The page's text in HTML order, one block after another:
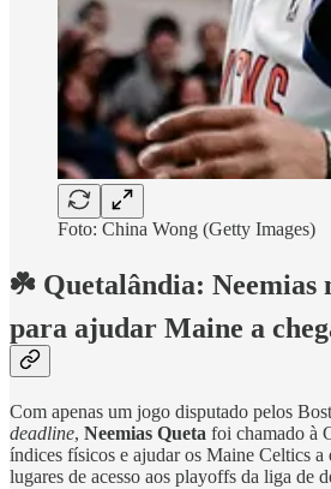
Foto: China Wong (Getty Images)
☘️ Quetalândia: Neemias
para ajudar Maine a
Com apenas um jogo disputado pelos
deadline, Neemias Queta foi chamado à
índices físicos e ajudar os Maine Celtics a
lugares de acesso aos playoffs da liga de